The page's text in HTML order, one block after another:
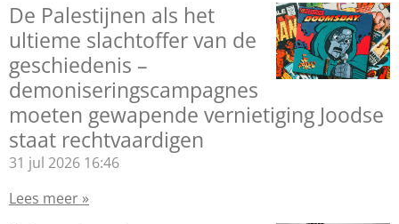
De Palestijnen als het
ultieme slachtoffer van de
geschiedenis –
demoniseringscampagnes
moeten gewapende vernietiging Joodse
staat rechtvaardigen
31 jul 2026 16:46
Lees meer »